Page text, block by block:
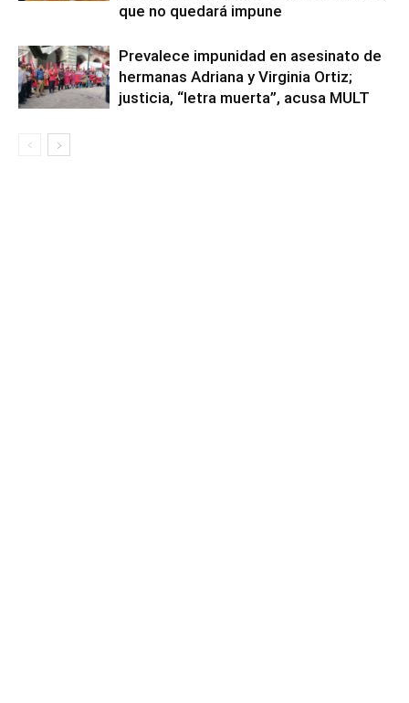
que no quedará impune
Prevalece impunidad en asesinato de
hermanas Adriana y Virginia Ortiz;
justicia, “letra muerta”, acusa MULT